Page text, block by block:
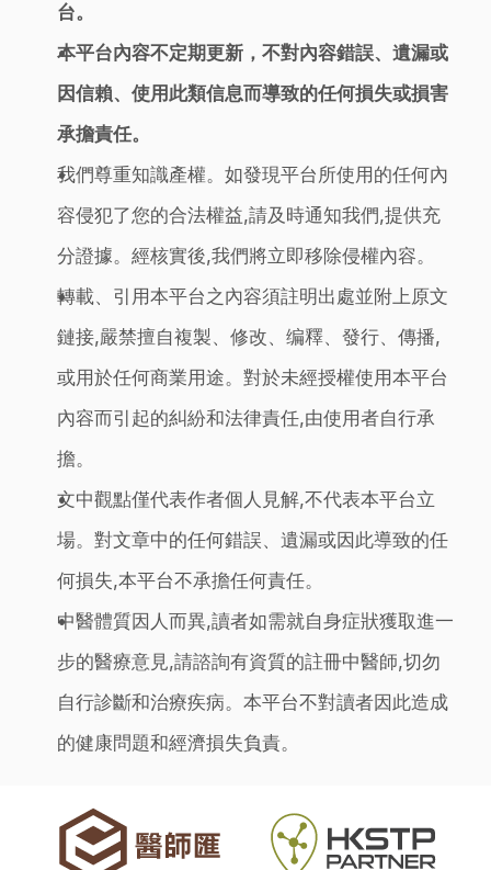
台。
本平台內容不定期更新，不對內容錯誤、遺漏或
因信賴、使用此類信息而導致的任何損失或損害
承擔責任。
我們尊重知識產權。如發現平台所使用的任何內
容侵犯了您的合法權益,請及時通知我們,提供充
分證據。經核實後,我們將立即移除侵權內容。
轉載、引用本平台之內容須註明出處並附上原文
鏈接,嚴禁擅自複製、修改、编釋、發行、傳播,
或用於任何商業用途。對於未經授權使用本平台
內容而引起的糾紛和法律責任,由使用者自行承
擔。
文中觀點僅代表作者個人見解,不代表本平台立
場。對文章中的任何錯誤、遺漏或因此導致的任
何損失,本平台不承擔任何責任。
中醫體質因人而異,讀者如需就自身症狀獲取進一
步的醫療意見,請諮詢有資質的註冊中醫師,切勿
自行診斷和治療疾病。本平台不對讀者因此造成
的健康問題和經濟損失負責。